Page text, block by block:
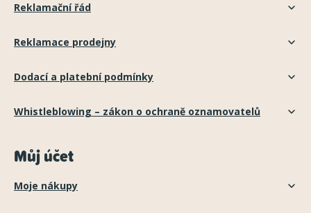
Reklamační řád
Reklamace prodejny
Dodací a platební podmínky
Whistleblowing – zákon o ochraně oznamovatelů
Můj účet
Moje nákupy